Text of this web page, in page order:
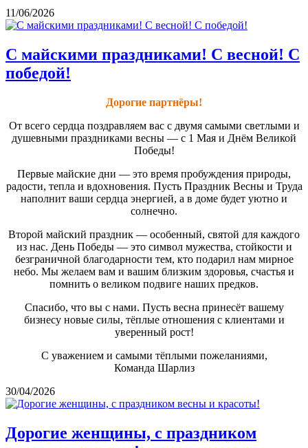
11/06/2026
С майскими праздниками! С весной! С
победой!
Дорогие партнёры!
От всего сердца поздравляем вас с двумя самыми светлыми и
душевными праздниками весны — с 1 Мая и Днём Великой
Победы!
Первые майские дни — это время пробуждения природы,
радости, тепла и вдохновения. Пусть Праздник Весны и Труда
наполнит ваши сердца энергией, а в доме будет уютно и
солнечно.
Второй майский праздник — особенный, святой для каждого
из нас. День Победы — это символ мужества, стойкости и
безграничной благодарности тем, кто подарил нам мирное
небо. Мы желаем вам и вашим близким здоровья, счастья и
помнить о великом подвиге наших предков.
Спасибо, что вы с нами. Пусть весна принесёт вашему
бизнесу новые силы, тёплые отношения с клиентами и
уверенный рост!
С уважением и самыми тёплыми пожеланиями,
Команда Шарлиз
30/04/2026
Дорогие женщины, с праздником